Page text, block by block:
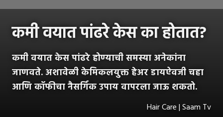
कमी वयात पांढरे केस का होतात?
कमी वयात केस पांढरे होण्याची समस्या अनेकांना
जाणवते. अशावेळी केमिकलयुक्त हेअर डायऐवजी चहा
आणि कॉफीचा नैसर्गिक उपाय वापरला जाऊ शकतो.
Hair Care | Saam Tv